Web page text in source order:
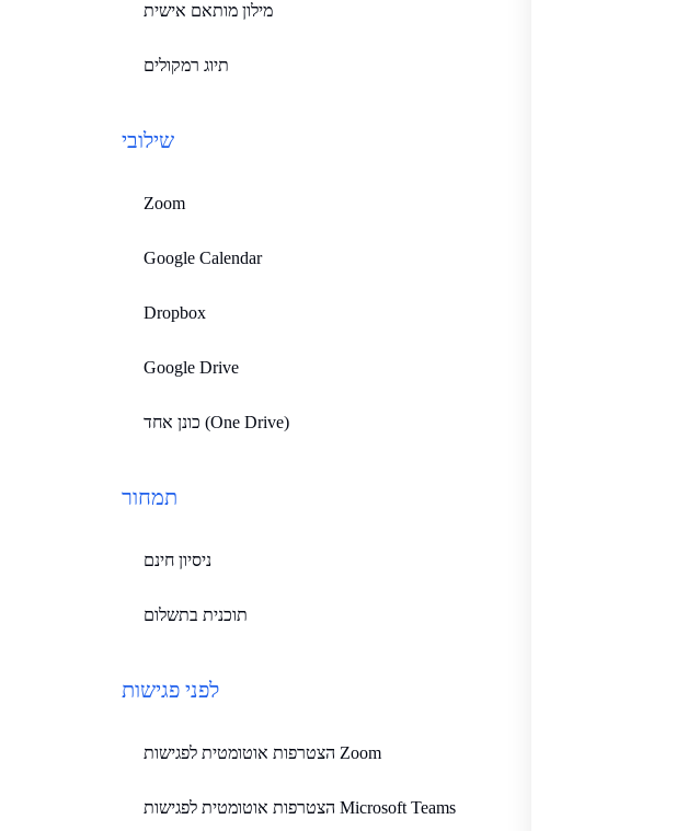
מילון מותאם אישית
תיוג רמקולים
שילובי
Zoom
Google Calendar
Dropbox
Google Drive
כונן אחד (One Drive)
תמחור
ניסיון חינם
תוכנית בתשלום
לפני פגישות
הצטרפות אוטומטית לפגישות Zoom
הצטרפות אוטומטית לפגישות Microsoft Teams